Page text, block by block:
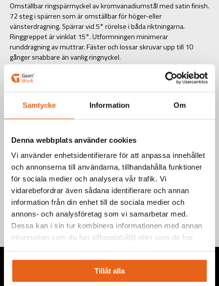
Samtycke Information Om
Denna webbplats använder cookies
Vi använder enhetsidentifierare för att anpassa innehållet
och annonserna till användarna, tillhandahålla funktioner
för sociala medier och analysera vår trafik. Vi
vidarebefordrar även sådana identifierare och annan
information från din enhet till de sociala medier och
annons- och analysföretag som vi samarbetar med.
Dessa kan i sin tur kombinera informationen med annan
information som du har tillhandahållit eller som de har
Tillåt alla
Omställbar ringspärrnyckel av kromvanadiumstål med satin finish.
72 steg i spärren som är omställbar för höger-eller
vänsterdragning. Spärrar vid 5° rörelse i båda riktningarna.
Ringgreppet är vinklat 15°. Utformningen minimerar
runddragning av muttrar. Fäster och lossar skruvar upp till 10
gånger snabbare än vanlig ringnyckel.
Art.nr.: 501107
EAN-kod: 7340090218224
Välj produkt
Teknisk information